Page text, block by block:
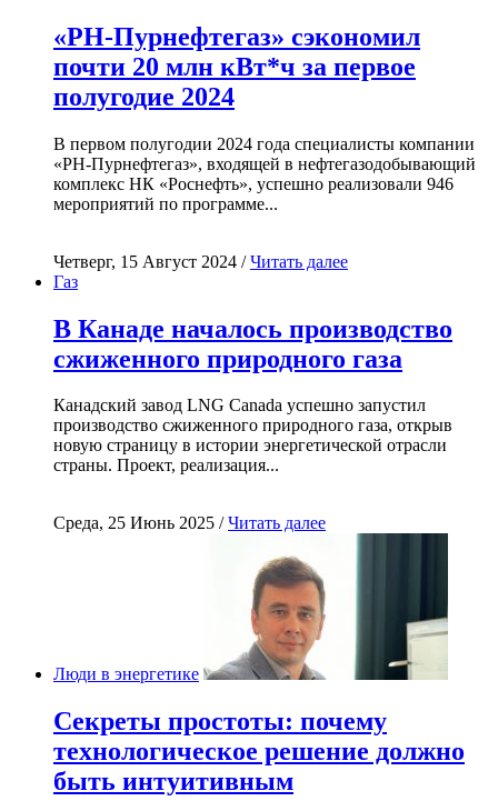
«РН-Пурнефтегаз» сэкономил
почти 20 млн кВт*ч за первое
полугодие 2024
В первом полугодии 2024 года специалисты компании
«РН-Пурнефтегаз», входящей в нефтегазодобывающий
комплекс НК «Роснефть», успешно реализовали 946
мероприятий по программе...
Четверг, 15 Август 2024 /Читать далее
Газ
В Канаде началось производство
сжиженного природного газа
Канадский завод LNG Canada успешно запустил
производство сжиженного природного газа, открыв
новую страницу в истории энергетической отрасли
страны. Проект, реализация...
Среда, 25 Июнь 2025 /Читать далее
Люди в энергетике
Секреты простоты: почему
технологическое решение должно
быть интуитивным